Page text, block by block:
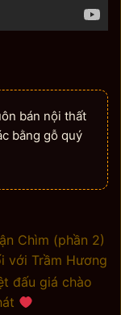
bán nội thất
bằng gỗ quý
Chìm (phần 2)
với Trầm Hương
đấu giá chào